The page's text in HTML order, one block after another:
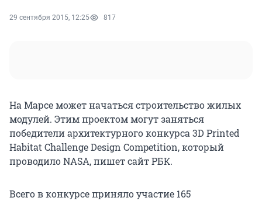
29 сентября 2015, 12:25 817
На Марсе может начаться строительство жилых
модулей. Этим проектом могут заняться
победители архитектурного конкурса 3D Printed
Habitat Challenge Design Competition, который
проводило NASA, пишет сайт РБК.
Всего в конкурсе приняло участие 165